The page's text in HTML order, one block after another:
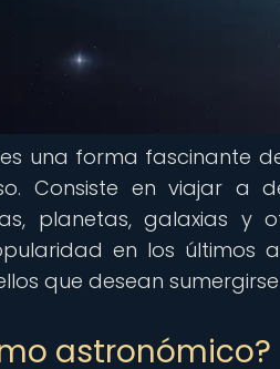
una forma fascinante
Consiste en viajar a
planetas, galaxias y
en los últimos
que desean
astronómico?